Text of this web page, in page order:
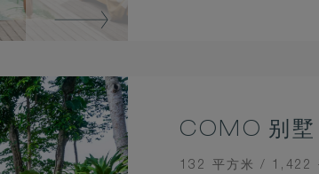
COMO 别墅
ROOM
132 平方米 / 1,422